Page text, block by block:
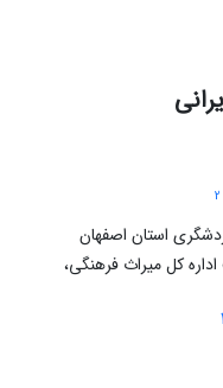
2
استان اصفهان
کل میراث فرهنگی،